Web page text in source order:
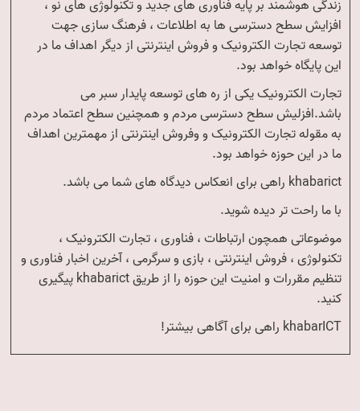
زندگی هوشمند بر پایه فناوری های جدید و تکنولوژی های نو ،
افزایش سطح دسترسی ها به اطلاعات ، فرهنگ سازی جهت
توسعه تجارت الکترونیک و فروش اینترنتی از دیگر اهداف ما در
این پایگاه خواهد بود.
تجارت الکترونیک یکی از ره های توسعه پایدار سبر می
باشد.افزلیش سطح دسترسی مردم و همچنین سطح اعتماد مردم
به مقوله تجارت الکترونیک و وفروش اینترنتی از مهمترین اهداف
ما در این حوزه خواهد بود.
khabarict راهی برای انعکاس دیدگاه های شما می باشد.
با ما راحت تر دیده شوید.
موضوعاتی همچون ارتباطات ، فناوری ، تجارت الکترونیک ،
تکنولوژی ، فروش اینترنتی ، بازی و سرگرمی ، آخرین اخبار فناوری و
تنظیم مقررات و امنیت این حوزه را از طریق khabarict پیگیری
کنید.
khabarICT راهی برای آگاهی بیشتر!